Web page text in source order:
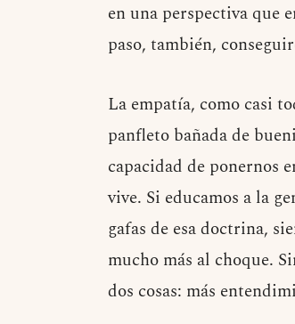
en una perspectiva que
paso, también,
La empatía, como casi
panfleto bañada de
capacidad de ponernos
vive. Si educamos a la
gafas de esa doctrina,
mucho más al choque.
dos cosas: más